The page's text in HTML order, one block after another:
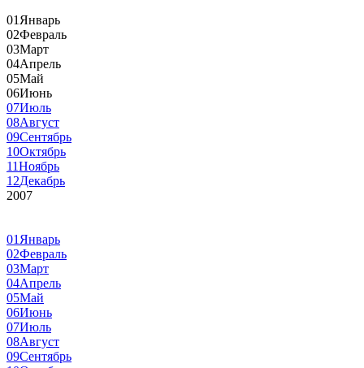
01 Январь
02Февраль
03Март
04Апрель
05Май
06Июнь
07Июль
08Август
09Сентябрь
10Октябрь
11Ноябрь
12Декабрь
2007
01 Январь
02Февраль
03Март
04Апрель
05Май
06Июнь
07Июль
08Август
09Сентябрь